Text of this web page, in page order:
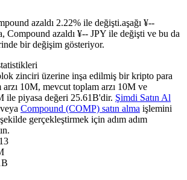
olarak kullanan vadeli işlemler
azaldı 2.22% ile değişti.aşağı ¥--
Compound azaldı ¥-- JPY ile değişti ve bu da
bir değişim gösteriyor.
zinciri üzerine inşa edilmiş bir kripto para
10M, mevcut toplam arzı 10M ve
ile piyasa değeri 25.61B'dir. Şimdi Satın Al
Compound (COMP) satın alma işlemini
gerçekleştirmek için adım adım